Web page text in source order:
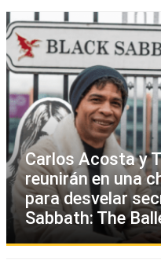
Carlos Acosta y
reunirán en una
para desvelar
Sabbath: The